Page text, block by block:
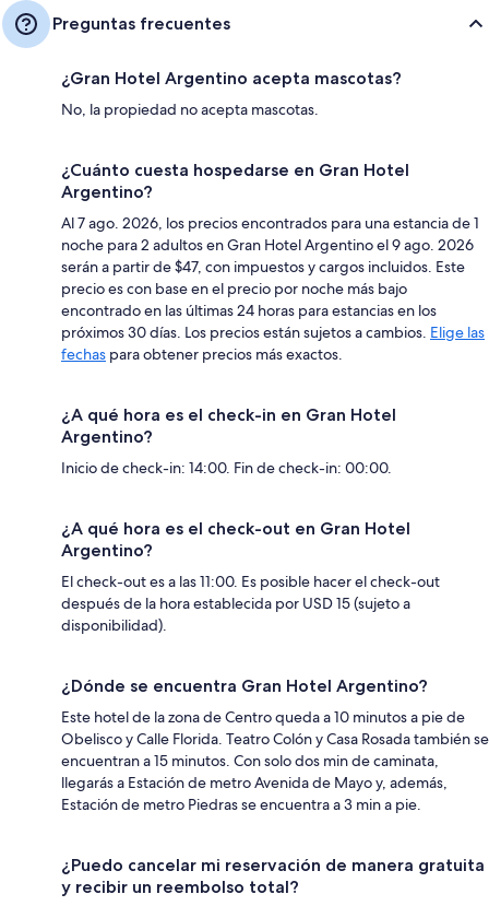
Preguntas frecuentes
¿Gran Hotel Argentino acepta mascotas?
No, la propiedad no acepta mascotas.
¿Cuánto cuesta hospedarse en Gran Hotel
Argentino?
Al 7 ago. 2026, los precios encontrados para una estancia de 1
noche para 2 adultos en Gran Hotel Argentino el 9 ago. 2026
serán a partir de $47, con impuestos y cargos incluidos. Este
precio es con base en el precio por noche más bajo
encontrado en las últimas 24 horas para estancias en los
próximos 30 días. Los precios están sujetos a cambios. Elige las
fechas para obtener precios más exactos.
¿A qué hora es el check-in en Gran Hotel
Argentino?
Inicio de check-in: 14:00. Fin de check-in: 00:00.
¿A qué hora es el check-out en Gran Hotel
Argentino?
El check-out es a las 11:00. Es posible hacer el check-out
después de la hora establecida por USD 15 (sujeto a
disponibilidad).
¿Dónde se encuentra Gran Hotel Argentino?
Este hotel de la zona de Centro queda a 10 minutos a pie de
Obelisco y Calle Florida. Teatro Colón y Casa Rosada también se
encuentran a 15 minutos. Con solo dos min de caminata,
llegarás a Estación de metro Avenida de Mayo y, además,
Estación de metro Piedras se encuentra a 3 min a pie.
¿Puedo cancelar mi reservación de manera gratuita
y recibir un reembolso total?